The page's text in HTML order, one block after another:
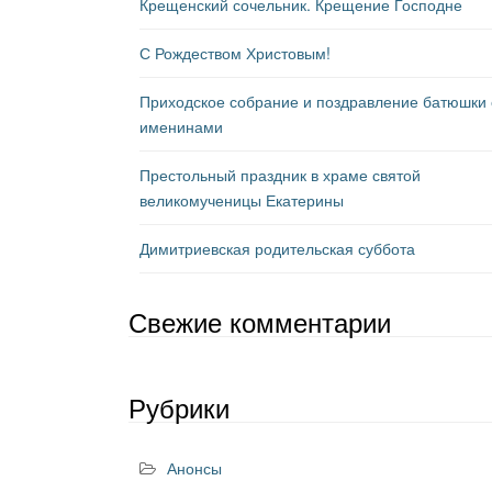
Крещенский сочельник. Крещение Господне
С Рождеством Христовым!
Приходское собрание и поздравление батюшки
именинами
Престольный праздник в храме святой
великомученицы Екатерины
Димитриевская родительская суббота
Свежие комментарии
Рубрики
Анонсы